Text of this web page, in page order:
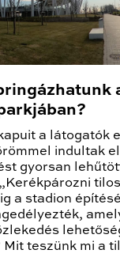
a látogatók
indultak el
gyorsan
a stadion
teszünk mi a